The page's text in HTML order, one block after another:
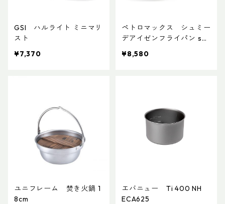
GSI ハルライト ミニマリ
スト
¥7,370
ペトロマックス シュミー
デアイゼンフライパン sp2
¥8,580
ユニフレーム 焚き火鍋 1
8cm
エバニュー Ti 400 NH
ECA625